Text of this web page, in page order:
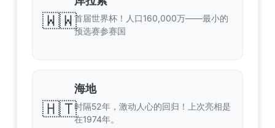
🇼🇼首届世界杯！人口160,000万——最小的
预选赛参赛国
🇭🇹
海地
时隔52年，激动人心的回归！上次亮相是
在1974年。